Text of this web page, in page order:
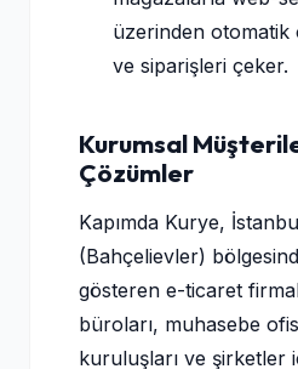
üzerinden
ve siparişleri çeker.
Kurumsal
Çözümler
Kapımda Kurye,
(Bahçelievler)
gösteren e-ticaret
büroları, muhasebe
kuruluşları ve şirketler